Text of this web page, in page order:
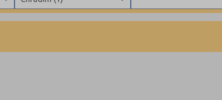
Blansko (1)